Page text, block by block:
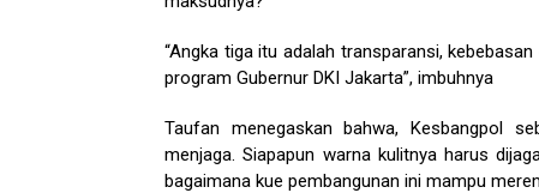
“Angka tiga itu adalah transparansi,
program Gubernur DKI Jakarta”, imbuhnya
Taufan menegaskan bahwa, Kesbangpol
menjaga. Siapapun warna kulitnya harus
bagaimana kue pembangunan ini mampu